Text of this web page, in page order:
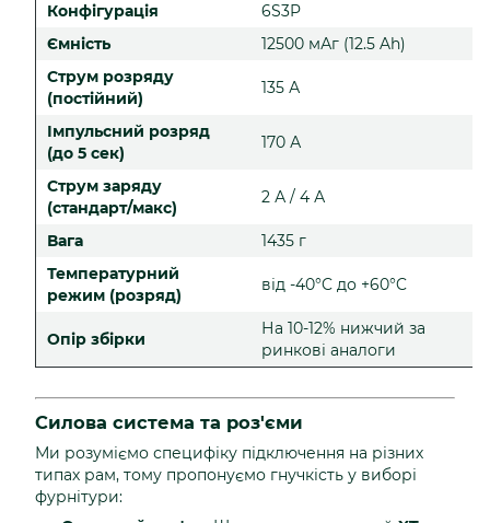
Конфігурація
6S3P
Ємність
12500 мАг (12.5 Ah)
Струм розряду
(постійний)
135 А
Імпульсний розряд
(до 5 сек)
170 А
Струм заряду
(стандарт/макс)
2 А / 4 А
Вага
1435 г
Температурний
режим (розряд)
від -40°C до +60°C
Опір збірки
На 10-12% нижчий за
ринкові аналоги
Силова система та роз'єми
Ми розуміємо специфіку підключення на різних
типах рам, тому пропонуємо гнучкість у виборі
фурнітури: